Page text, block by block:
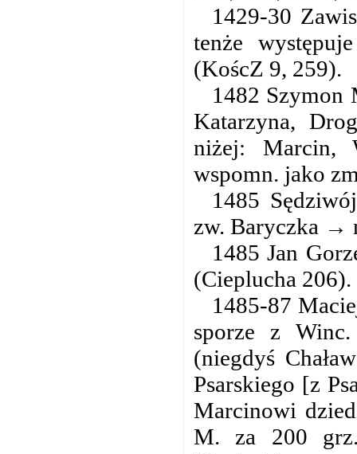
1429-30
tenże
(KoścZ 9, 259).
1482
Katarzyna,
niżej: Marcin,
wspomn. jako
1485
zw. Baryczka →
1485 Jan
(Cieplucha 206).
1485-87
sporze z
(niegdyś
Psarskiego [z
Marcinowi
M. za 200